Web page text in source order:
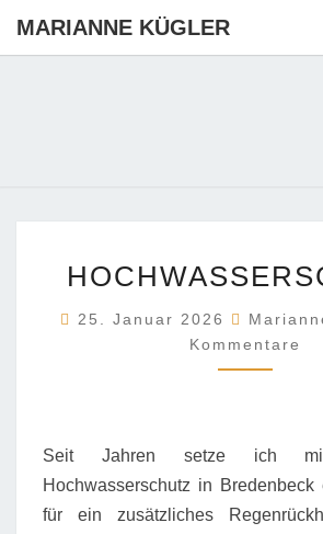
MARIANNE KÜGLER
25. Januar 2026
Kommentare
Seit Jahren setze ich
Hochwasserschutz in
für ein zusätzliches